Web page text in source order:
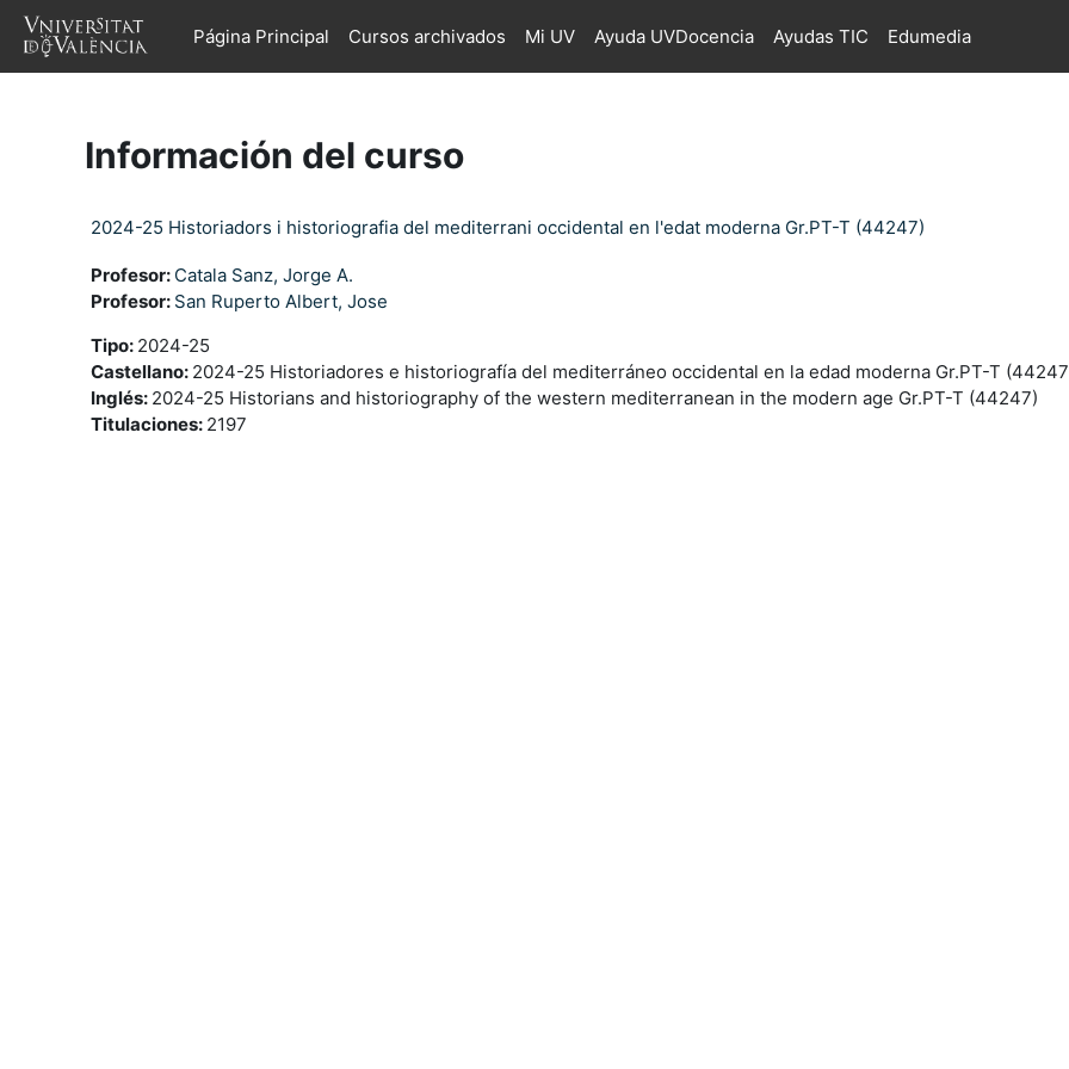
Salta al contenido principal
Página Principal
Cursos archivados Mi UV Ayuda UVDocencia Ayudas TIC Edumedia
Información del curso
2024-25 Historiadors i historiografia del mediterrani occidental en l'edat moderna Gr.PT-T (44247)
Profesor: Catala Sanz, Jorge A.
Profesor: San Ruperto Albert, Jose
Tipo: 2024-25
Castellano: 2024-25 Historiadores e historiografía del mediterráneo occidental en la edad moderna Gr.PT-T
Inglés: 2024-25 Historians and historiography of the western mediterranean in the modern age Gr.PT-T (44247)
Titulaciones: 2197